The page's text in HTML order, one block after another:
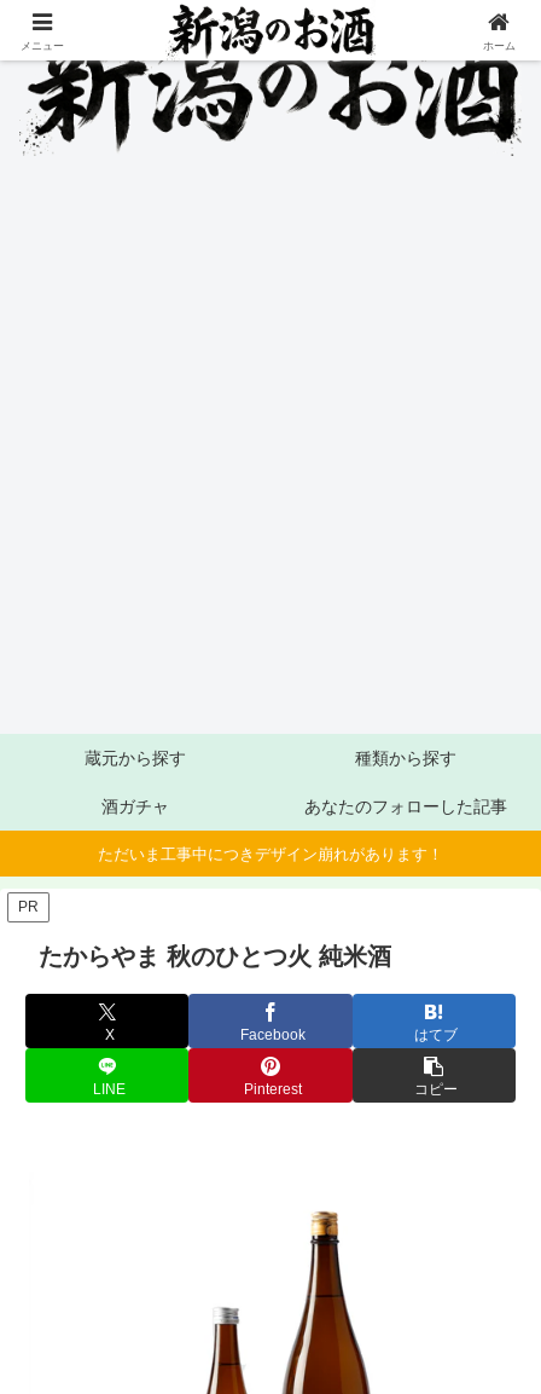
蔵元から探す 種類から探す
酒ガチャ あなたのフォローした記事
ただいま工事中につきデザイン崩れがあります！
PR
たからやま 秋のひとつ火 純米酒
X Facebook はてブ
LINE Pinterest コピー
メニュー ホーム